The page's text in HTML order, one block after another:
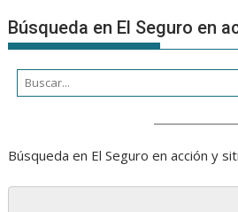
Búsqueda en El Seguro en
Búsqueda en El Seguro en acción y